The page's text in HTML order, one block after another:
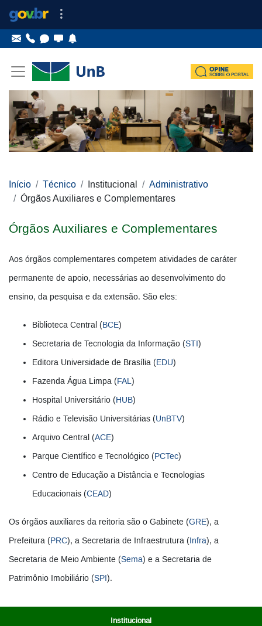
Início
Técnico Institucional
Administrativo
Órgãos Auxiliares e Complementares
Órgãos Auxiliares e Complementares
Aos órgãos complementares competem atividades de caráter
permanente de apoio, necessárias ao desenvolvimento do
ensino, da pesquisa e da extensão. São eles:
Biblioteca Central (BCE)
Secretaria de Tecnologia da Informação (STI)
Editora Universidade de Brasília (EDU)
Fazenda Água Limpa (FAL)
Hospital Universitário (HUB)
Rádio e Televisão Universitárias (UnBTV)
Arquivo Central (ACE)
Parque Científico e Tecnológico (PCTec)
Centro de Educação a Distância e Tecnologias
Educacionais (CEAD)
Os órgãos auxiliares da reitoria são o Gabinete (GRE), a
Prefeitura (PRC), a Secretaria de Infraestrutura (Infra), a
Secretaria de Meio Ambiente (Sema) e a Secretaria de
Patrimônio Imobiliário (SPI).
Institucional